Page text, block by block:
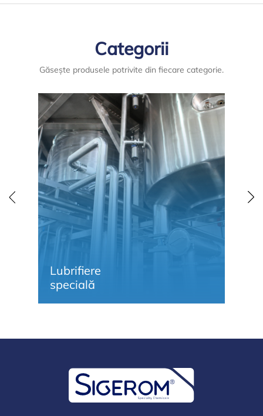
Categorii
Găsește produsele potrivite din fiecare categorie.
Lubrifiere
specială